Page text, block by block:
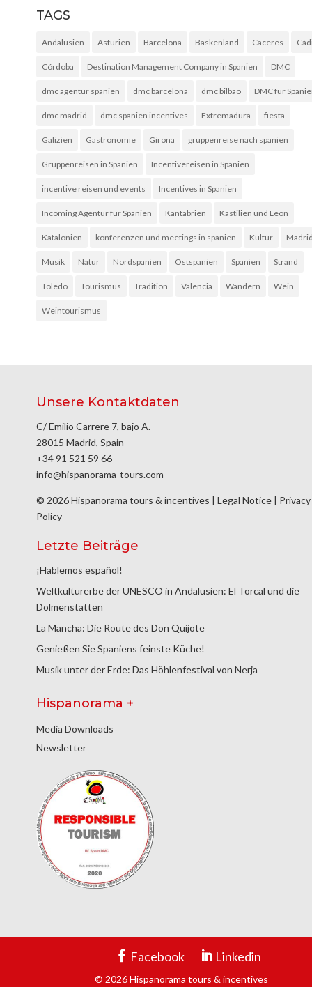
TAGS
Andalusien Asturien Barcelona Baskenland Caceres
Córdoba Destination Management Company in Spanien DMC
dmc agentur spanien dmc barcelona dmc bilbao DMC für
dmc madrid dmc spanien incentives Extremadura fiesta
Galizien Gastronomie Girona gruppenreise nach spanien
Gruppenreisen in Spanien Incentivereisen in Spanien
incentive reisen und events Incentives in Spanien
Incoming Agentur für Spanien Kantabrien Kastilien und Leon
Katalonien konferenzen und meetings in spanien Kultur
Musik Natur Nordspanien Ostspanien Spanien Strand
Toledo Tourismus Tradition Valencia Wandern Wein
Weintourismus
Unsere Kontaktdaten
C/ Emilio Carrere 7, bajo A.
28015 Madrid, Spain
+34 91 521 59 66
info@hispanorama-tours.com
© 2026 Hispanorama tours & incentives | Legal Notice | Privacy
Policy
Letzte Beiträge
¡Hablemos español!
Weltkulturerbe der UNESCO in Andalusien: El Torcal und die
Dolmenstätten
La Mancha: Die Route des Don Quijote
Genießen Sie Spaniens feinste Küche!
Musik unter der Erde: Das Höhlenfestival von Nerja
Hispanorama +
Media Downloads
Newsletter
Facebook Linkedin
© 2026 Hispanorama tours & incentives